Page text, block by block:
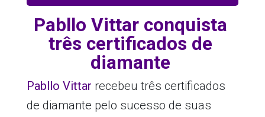
Pabllo Vittar conquista
três certificados de
diamante
Pabllo Vittar recebeu três certificados
de diamante pelo sucesso de suas